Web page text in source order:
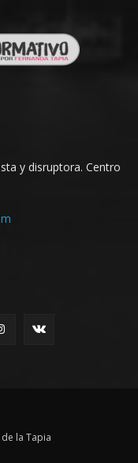
y disruptora. Centro
la Tapia